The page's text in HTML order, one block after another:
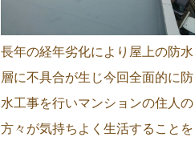
長年の経年劣化により屋上の防水
層に不具合が生じ今回全面的に防
水工事を行いマンションの住人の
方々が気持ちよく生活することを